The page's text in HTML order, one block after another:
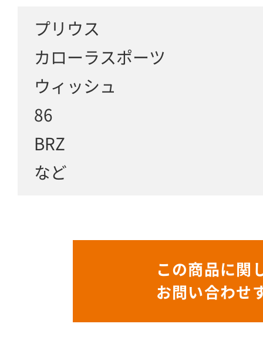
プリウス
カローラスポーツ
ウィッシュ
86
BRZ
など
この商品に関
お問い合わせ